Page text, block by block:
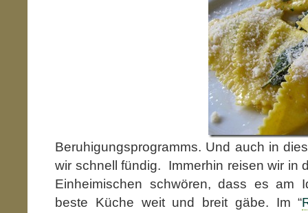
Beruhigungsprogramms. Und auch in
wir schnell fündig. Immerhin reisen wir in
Einheimischen schwören, dass es am
beste Küche weit und breit gäbe. Im “